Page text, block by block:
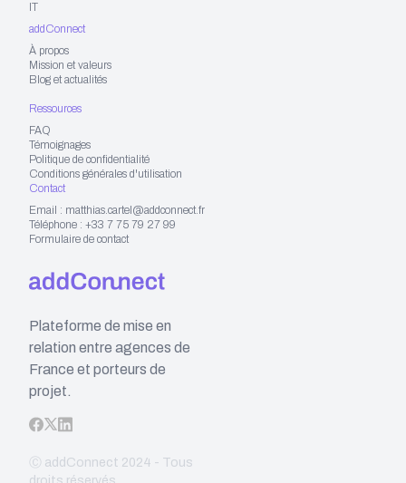
IT
addConnect
À propos
Mission et valeurs
Blog et actualités
Ressources
FAQ
Témoignages
Politique de confidentialité
Conditions générales d'utilisation
Contact
Email : matthias.cartel@addconnect.fr
Téléphone : +33 7 75 79 27 99
Formulaire de contact
Plateforme de mise en
relation entre agences de
France et porteurs de
projet.
Ⓒ addConnect 2024 - Tous